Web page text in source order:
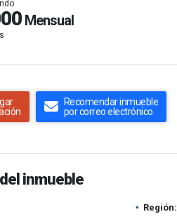
Mensual
Recomendar inmueble
por correo electrónico
inmueble
Región: